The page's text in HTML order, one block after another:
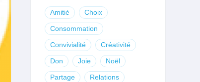
Amitié Choix
Consommation
Convivialité Créativité
Don Joie Noël
Partage Relations